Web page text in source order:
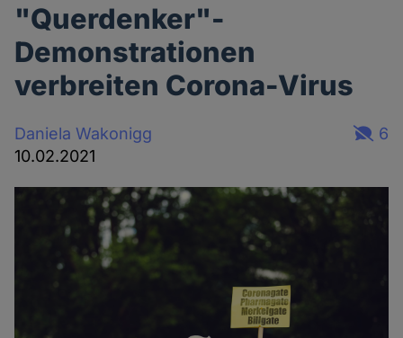
"Querdenker"-
Demonstrationen
verbreiten Corona-Virus
Daniela Wakonigg
10.02.2021
6